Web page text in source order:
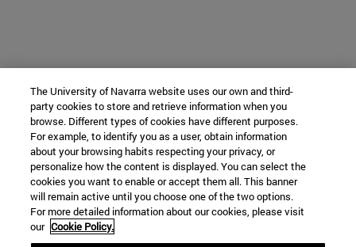
The University of Navarra website uses our own and third-
party cookies to store and retrieve information when you
browse. Different types of cookies have different purposes.
For example, to identify you as a user, obtain information
about your browsing habits respecting your privacy, or
personalize how the content is displayed. You can select the
cookies you want to enable or accept them all. This banner
will remain active until you choose one of the two options.
For more detailed information about our cookies, please visit
our Cookie Policy.